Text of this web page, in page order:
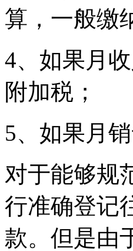
算，一般缴
4、如果月
附加税；
5、如果月
对于能够规
行准确登记
款。但是由